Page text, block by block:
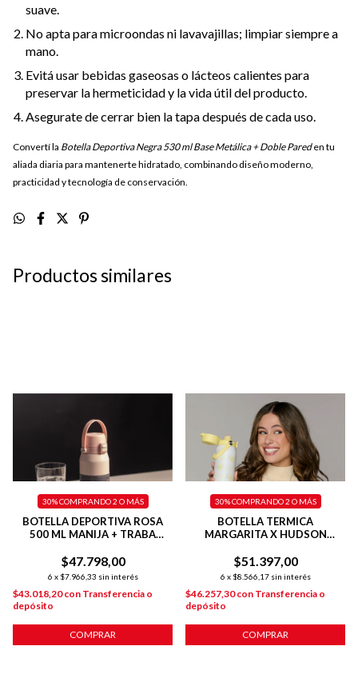
suave.
No apta para microondas ni lavavajillas; limpiar siempre a
mano.
Evitá usar bebidas gaseosas o lácteos calientes para
preservar la hermeticidad y la vida útil del producto.
Asegurate de cerrar bien la tapa después de cada uso.
Convertí la Botella Deportiva Negra 530 ml Base Metálica + Doble Pareden tu
aliada diaria para mantenerte hidratado, combinando diseño moderno,
practicidad y tecnología de conservación.
Productos similares
BOTELLA DEPORTIVA ROSA
500 ML MANIJA + TRABA
$47.798,00
6 x $7.966,33 sin interés
30%COMPRANDO 2 O MÁS
$43.018,20con Transferencia o
depósito
COMPRAR
BOTELLA TERMICA
MARGARITA X HUDSON
$51.397,00
6 x $8.566,17 sin interés
30%COMPRANDO 2 O MÁS
$46.257,30con Transferencia o
depósito
COMPRAR